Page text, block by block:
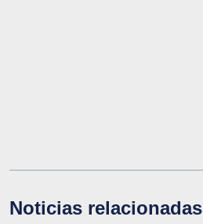
Noticias relacionadas